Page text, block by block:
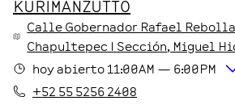
KURIMANZUTTO
Calle Gobernador Rafael
Chapultepec I Sección, Miguel
hoyabierto 11:00AM — 6:00PM
+52 55 5256 2408